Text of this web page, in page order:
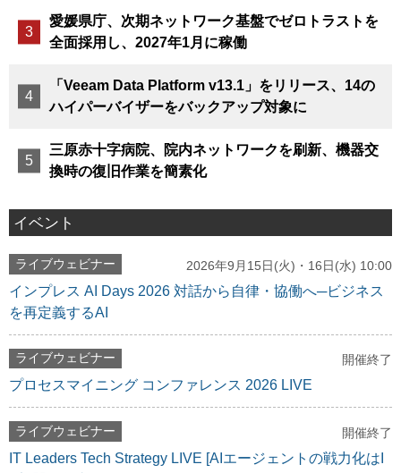
愛媛県庁、次期ネットワーク基盤でゼロトラストを
全面採用し、2027年1月に稼働
「Veeam Data Platform v13.1」をリリース、14の
ハイパーバイザーをバックアップ対象に
三原赤十字病院、院内ネットワークを刷新、機器交
換時の復旧作業を簡素化
イベント
ライブウェビナー 2026年9月15日(火)・16日(水) 10:00
インプレス AI Days 2026 対話から自律・協働へ─ビジネス
を再定義するAI
ライブウェビナー 開催終了
プロセスマイニング コンファレンス 2026 LIVE
ライブウェビナー 開催終了
IT Leaders Tech Strategy LIVE [AIエージェントの戦力化はI